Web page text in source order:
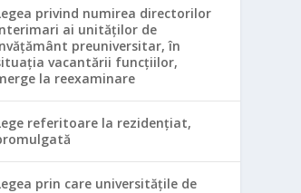
privind numirea directorilor
ai unităţilor de
preuniversitar, în
vacantării funcţiilor,
la reexaminare
referitoare la rezidenţiat,
prin care universităţile de